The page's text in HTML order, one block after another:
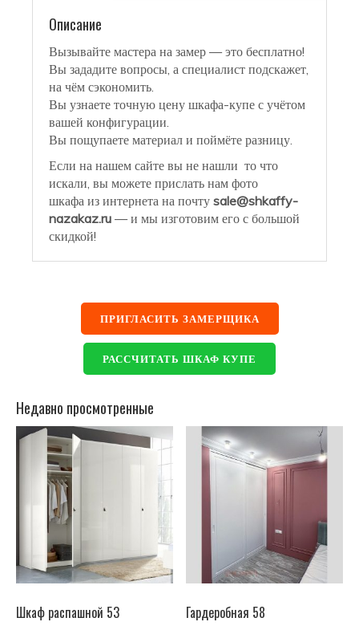
Описание
Вызывайте мастера на замер — это бесплатно!
Вы зададите вопросы, а специалист подскажет,
на чём сэкономить.
Вы узнаете точную цену шкафа-купе с учётом
вашей конфигурации.
Вы пощупаете материал и поймёте разницу.
Если на нашем сайте вы не нашли то что
искали, вы можете прислать нам фото
шкафа из интернета на почту sale@shkaffy-
nazakaz.ru — и мы изготовим его с большой
скидкой!
ПРИГЛАСИТЬ ЗАМЕРЩИКА
РАССЧИТАТЬ ШКАФ КУПЕ
Недавно просмотренные
Шкаф распашной 53 Гардеробная 58